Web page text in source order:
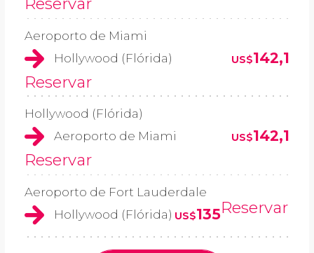
Aeroporto de Miami
Hollywood (Flórida)
US$142,1
Reservar
Hollywood (Flórida)
Aeroporto de Miami
US$142,1
Reservar
Aeroporto de Fort Lauderdale
Hollywood (Flórida) US$135Reservar